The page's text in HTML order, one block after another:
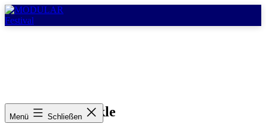
Zum
Inhalt
Menü Schließen
Für’s Gschmäckle